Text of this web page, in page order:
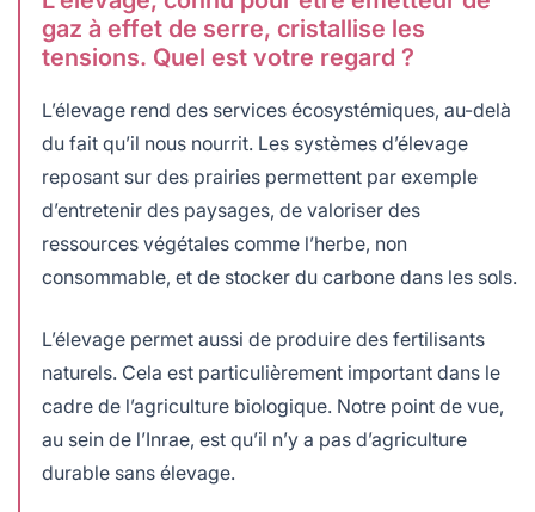
gaz à effet de serre, cristallise les
tensions. Quel est votre regard ?
L’élevage rend des services écosystémiques, au-delà
du fait qu’il nous nourrit. Les systèmes d’élevage
reposant sur des prairies permettent par exemple
d’entretenir des paysages, de valoriser des
ressources végétales comme l’herbe, non
consommable, et de stocker du carbone dans les sols.
L’élevage permet aussi de produire des fertilisants
naturels. Cela est particulièrement important dans le
cadre de l’agriculture biologique. Notre point de vue,
au sein de l’Inrae, est qu’il n’y a pas d’agriculture
durable sans élevage.